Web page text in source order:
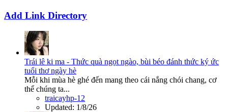
Add Link Directory
Trái lê ki ma - Thức quà ngọt ngào, bùi béo đánh thức ký ức
tuổi thơ ngày hè
Mỗi khi mùa hè ghé đến mang theo cái nắng chói chang, cơ
thể chúng ta...
traicayhp-12
Updated: 1/8/26